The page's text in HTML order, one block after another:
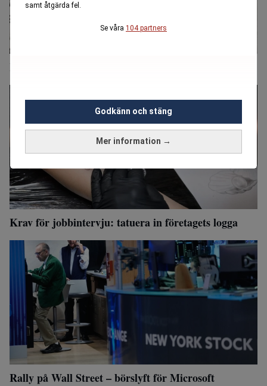
samt åtgärda fel.
Se våra 104 partners
Mer information →
Godkänn och stäng
Konkurserna ökade i juli – detaljhandel repar sig
Krav för jobbintervju: tatuera in företagets logga
Rally på Wall Street – börslyft för Microsoft